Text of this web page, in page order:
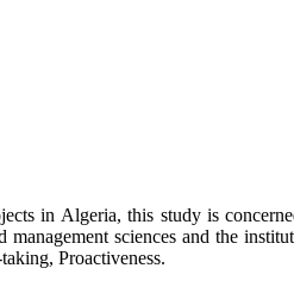
in Algeria, this study is
sciences and the
Proactiveness.